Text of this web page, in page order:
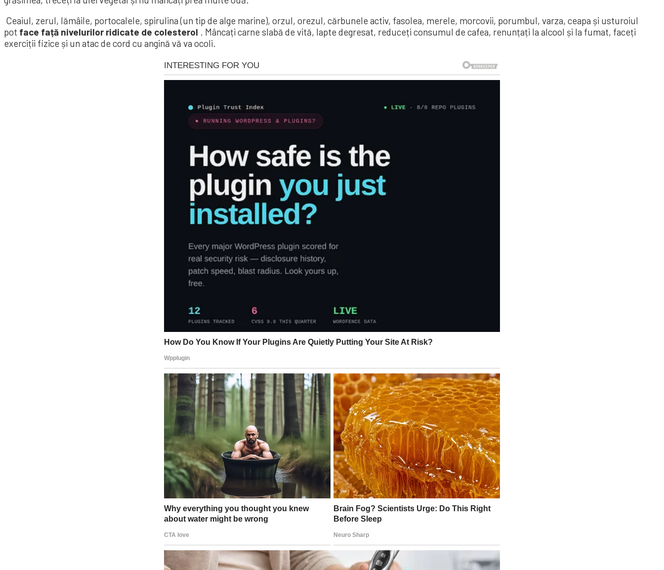
Ceaiul, zerul, lămâile, portocalele, spirulina (un tip de alge marine), orzul, orezul, cărbunele activ, fasolea, merele, morcovii, porumbul, varza, ceapa și usturoiul
pot face față nivelurilor ridicate de colesterol . Mâncați carne slabă de vită, lapte degresat, reduceți consumul de cafea, renunțați la alcool și la fumat, faceți
exerciții fizice și un atac de cord cu angină vă va ocoli.